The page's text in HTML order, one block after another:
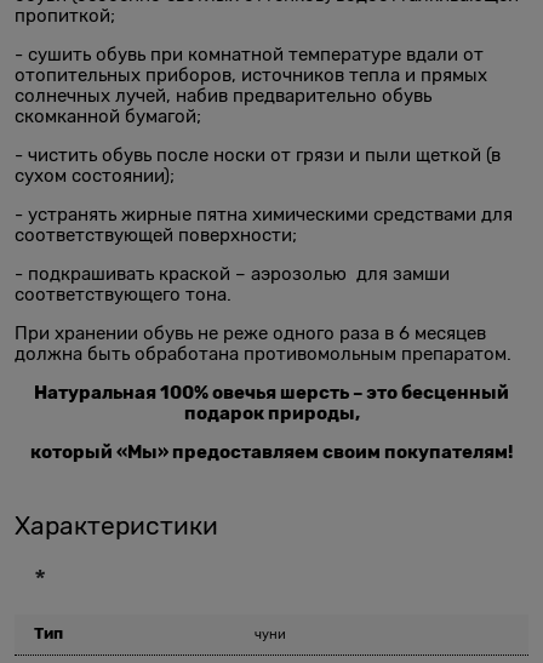
пропиткой;
- сушить обувь при комнатной температуре вдали от
отопительных приборов, источников тепла и прямых
солнечных лучей, набив предварительно обувь
скомканной бумагой;
- чистить обувь после носки от грязи и пыли щеткой (в
сухом состоянии);
- устранять жирные пятна химическими средствами для
соответствующей поверхности;
- подкрашивать краской – аэрозолью для замши
соответствующего тона.
При хранении обувь не реже одного раза в 6 месяцев
должна быть обработана противомольным препаратом.
Натуральная 100% овечья шерсть – это бесценный
подарок природы,
который «Мы» предоставляем своим покупателям!
Характеристики
*
Тип чуни